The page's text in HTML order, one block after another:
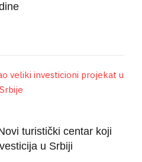
turistički centar koji
u Srbiji